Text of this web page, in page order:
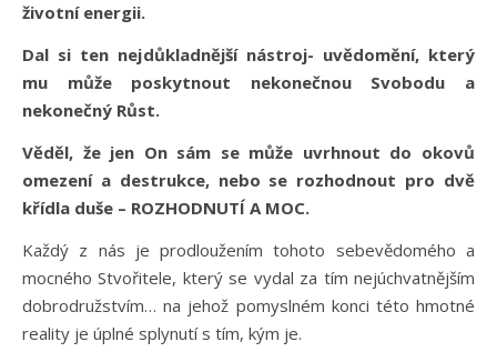
životní energii.
Dal si ten nejdůkladnější nástroj- uvědomění, který
mu může poskytnout nekonečnou Svobodu a
nekonečný Růst.
Věděl, že jen On sám se může uvrhnout do okovů
omezení a destrukce, nebo se rozhodnout pro dvě
křídla duše – ROZHODNUTÍ A MOC.
Každý z nás je prodloužením tohoto sebevědomého a
mocného Stvořitele, který se vydal za tím nejúchvatnějším
dobrodružstvím… na jehož pomyslném konci této hmotné
reality je úplné splynutí s tím, kým je.